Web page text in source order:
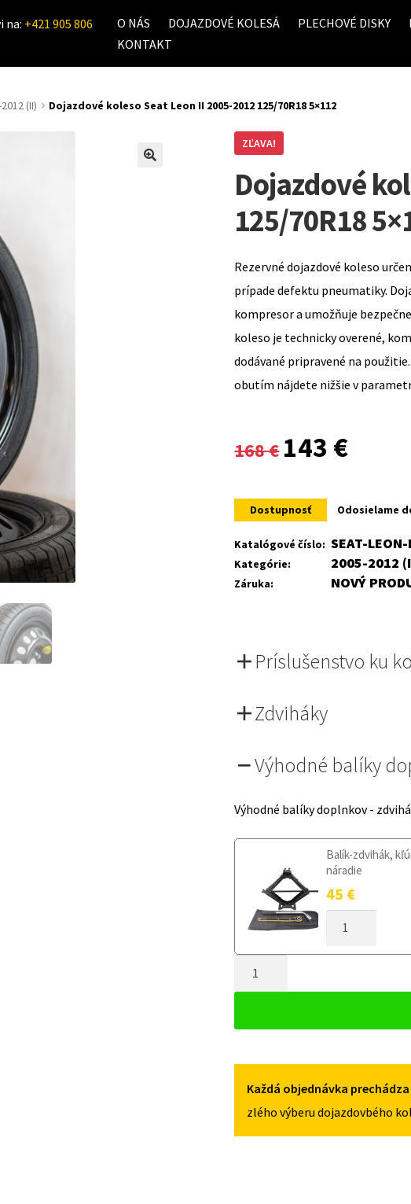
na: +421 905 806
O NÁS DOJAZDOVÉ KOLESÁ PLECHOVÉ DISKY
KONTAKT
(II) Dojazdové koleso Seat Leon II 2005-2012 125/70R18 5×112
ZĽAVA!
Dojazdové
125/70R18
Rezervné dojazdové koleso
prípade defektu pneumatiky.
kompresor a umožňuje
koleso je technicky overené,
dodávané pripravené na
obutím nájdete nižšie v
168€
Original
was:
168 €.
143 €
is:
143 €.
Dostupnosť Odosielame
Katalógové číslo: SEAT-
Kategórie: 2005-2012
Záruka: NOVÝ
Príslušenstvo ku
Zdviháky
Výhodné balíky
Výhodné balíky doplnkov -
Balík-zdvihák,
náradie
45 €
DOJAZDOVÉ
II
2012
II
2005-
125/70R18
5X112
Každá objednávka
zlého výberu dojazdovbého